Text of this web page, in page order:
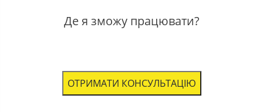
Де я зможу працювати?
ОТРИМАТИ КОНСУЛЬТАЦІЮ